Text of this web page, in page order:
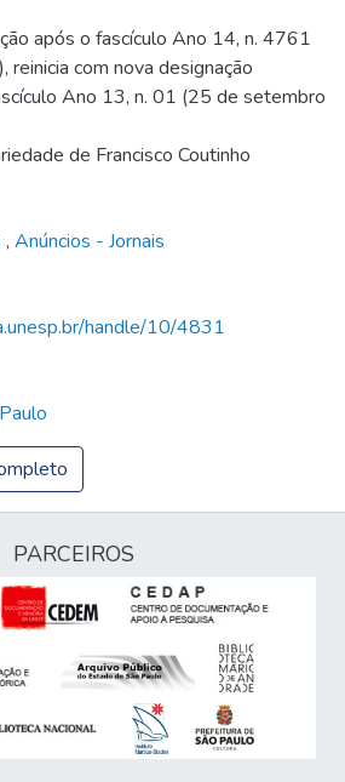
após o fascículo Ano 14, n. 4761
com nova designação
Ano 13, n. 01 (25 de setembro
de Francisco Coutinho
, Anúncios - Jornais
handle/10/4831
PARCEIROS